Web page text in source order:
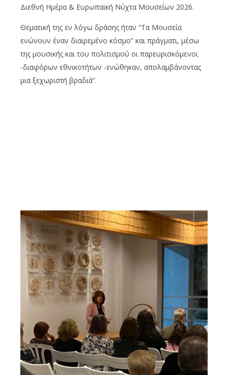
Διεθνή Ημέρα & Ευρωπαϊκή Νύχτα Μουσείων 2026.
Θεματική της εν λόγω δράσης ήταν “Τα Μουσεία
ενώνουν έναν διαιρεμένο κόσμο” και πράγματι, μέσω
της μουσικής και του πολιτισμού οι παρευρισκόμενοι
-διαφόρων εθνικοτήτων -ενώθηκαν, απολαμβάνοντας
μια ξεχωριστή βραδιά”.